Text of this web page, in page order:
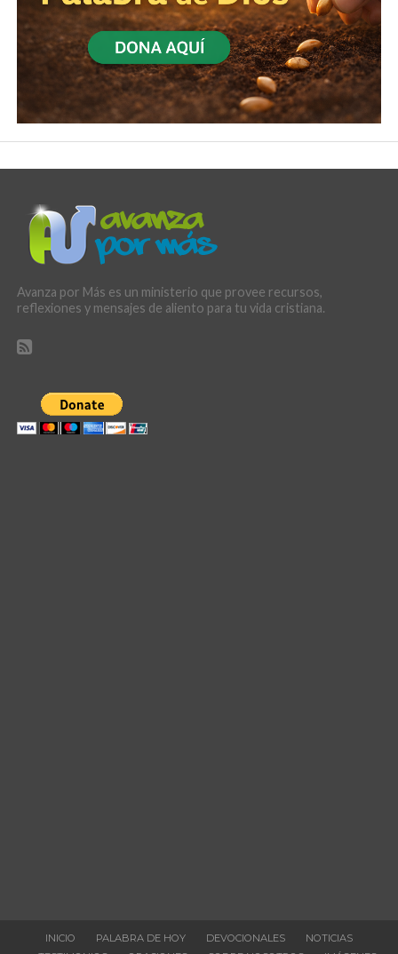
Avanza por Más es un ministerio que provee recursos,
reflexiones y mensajes de aliento para tu vida cristiana.
INICIO PALABRA DE HOY DEVOCIONALES
NOTICIAS